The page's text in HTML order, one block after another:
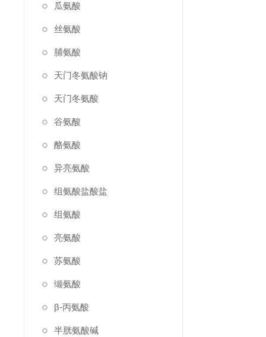
瓜氨酸
丝氨酸
脯氨酸
天门冬氨酸钠
天门冬氨酸
谷氨酸
酪氨酸
异亮氨酸
组氨酸盐酸盐
组氨酸
亮氨酸
苏氨酸
缬氨酸
β-丙氨酸
半胱氨酸碱